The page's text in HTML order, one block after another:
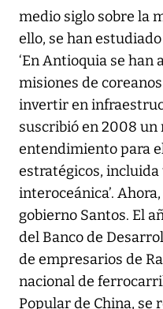
medio siglo sobre la
ello, se han
‘En Antioquia se
misiones de
invertir en
suscribió en 2008 un
entendimiento para
estratégicos, incluida
interoceánica’.
gobierno Santos. El
del Banco de
de empresarios de
nacional de
Popular de China, se